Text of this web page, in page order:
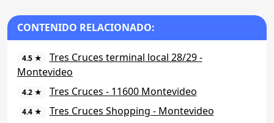
CONTENIDO RELACIONADO:
4.5 ★
Tres Cruces terminal local 28/29 -
Montevideo
4.2 ★ Tres Cruces - 11600 Montevideo
4.4 ★ Tres Cruces Shopping - Montevideo